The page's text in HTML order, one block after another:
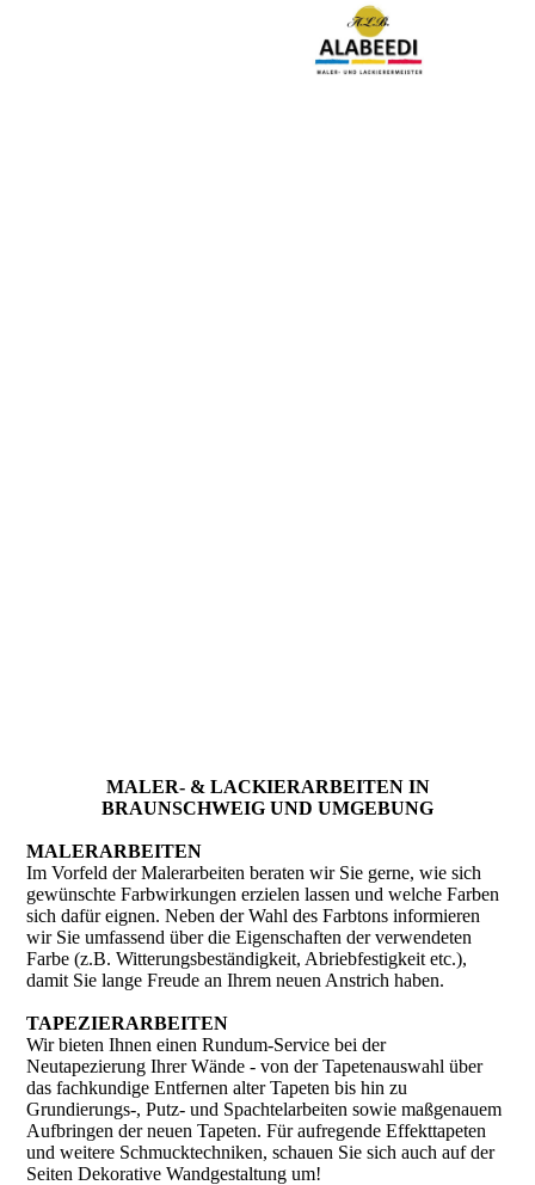
MALER- & LACKIER­ARBEITEN IN
BRAUNSCHWEIG UND UMGEBUNG
MALERARBEITEN
Im Vorfeld der Malerarbeiten beraten wir Sie gerne, wie sich
gewünschte Farbwirkungen erzielen lassen und welche Farben
sich dafür eignen. Neben der Wahl des Farbtons informieren
wir Sie umfassend über die Eigenschaften der verwendeten
Farbe (z.B. Witterungsbeständigkeit, Abriebfestigkeit etc.),
damit Sie lange Freude an Ihrem neuen Anstrich haben.
TAPEZIERARBEITEN
Wir bieten Ihnen einen Rundum-Service bei der
Neutapezierung Ihrer Wände - von der Tapetenauswahl über
das fachkundige Entfernen alter Tapeten bis hin zu
Grundierungs-, Putz- und Spachtelarbeiten sowie maßgenauem
Aufbringen der neuen Tapeten. Für aufregende Effekttapeten
und weitere Schmucktechniken, schauen Sie sich auch auf der
Seiten Dekorative Wandgestaltung um!